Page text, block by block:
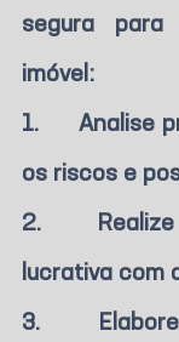
segura
imóvel:
1.     Analise
os riscos e
2.     Realize
lucrativa com
3.